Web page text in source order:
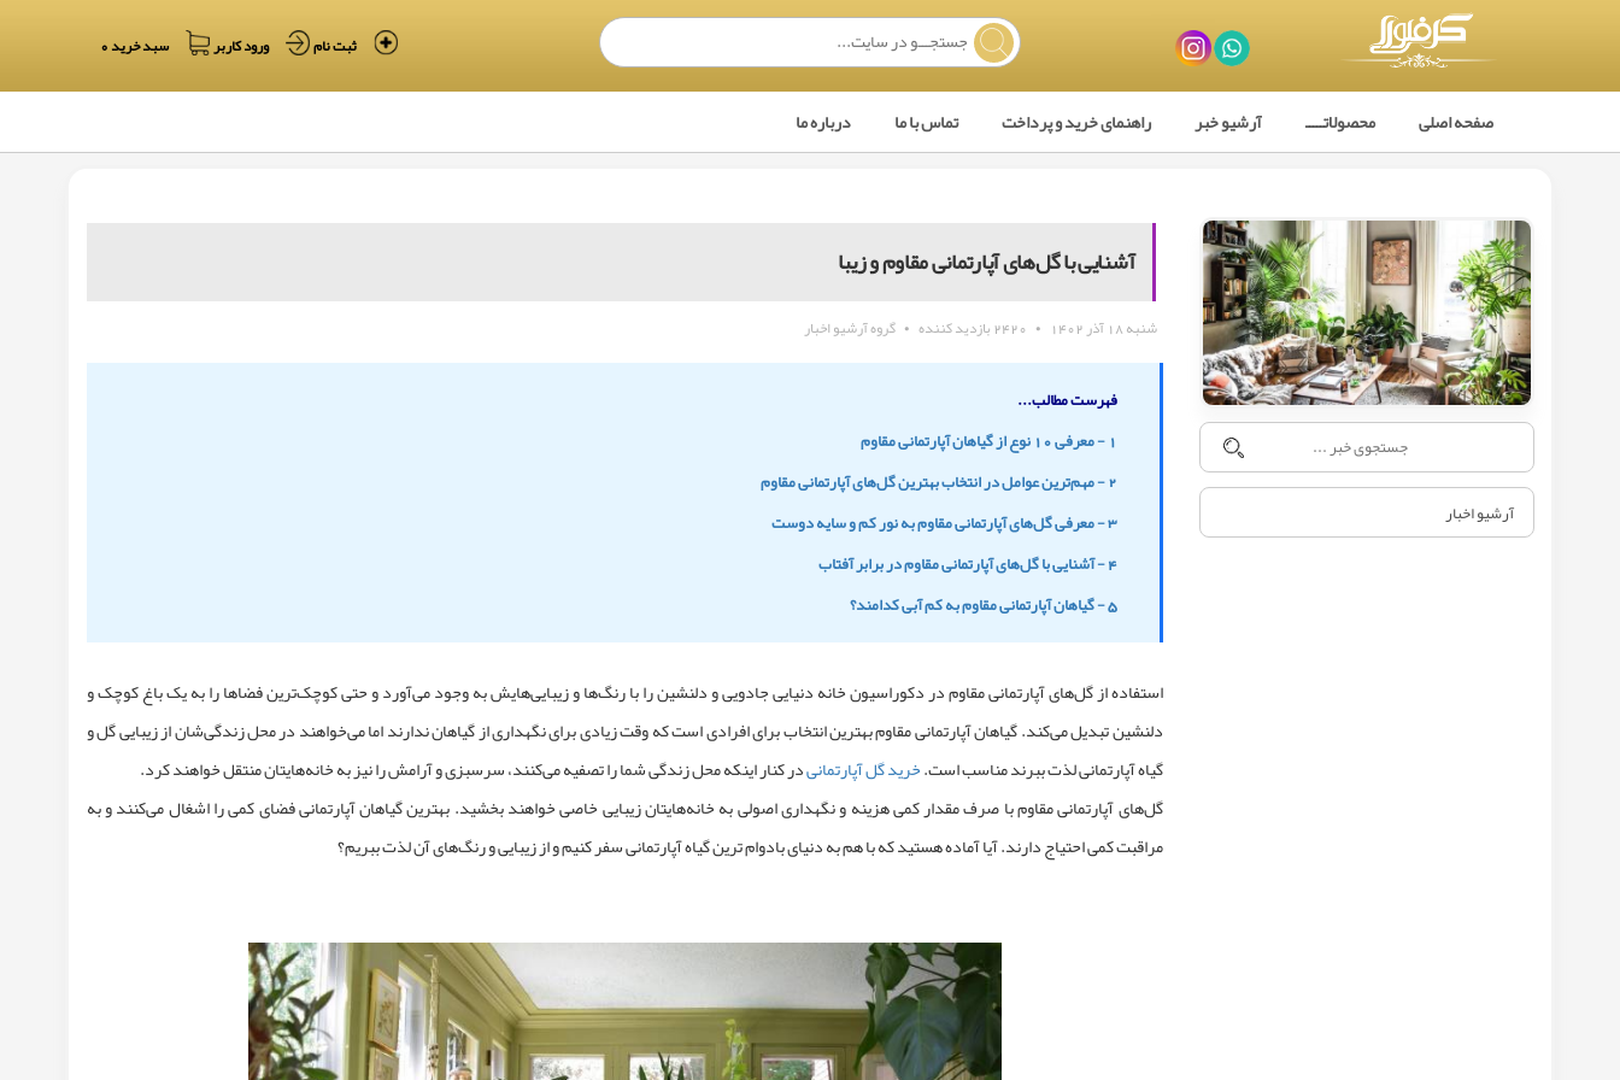
سبد خرید 0 ورود کاربر ثبت نام
صفحه اصلی محصولاتـــــ آرشیو خبر راهنمای خرید و پرداخت تماس با ما درباره ما
آشنایی با گل‌های آپارتمانی مقاوم و زیبا
شنبه 18 آذر 1402 •
• گروه آرشیو اخبار
فهرست مطالب...
1 - معرفی 10 نوع از گیاهان آپارتمانی مقاوم
2 - مهم‌ترین عوامل در انتخاب بهترین گل‌های آپارتمانی مقاوم
3 - معرفی گل‌های آپارتمانی مقاوم به نور کم و سایه دوست
4 - آشنایی با گل‌های آپارتمانی مقاوم در برابر آفتاب
5 - گیاهان آپارتمانی مقاوم به کم آبی کدامند؟
استفاده ازگل‌های آپارتمانی مقاومدر دکوراسیون خانه دنیایی جادویی و دلنشین را با رنگ‌ها و زیبایی‌هایش به وجود می‌آورد و حتی کوچک‌ترین فضاها را به یک باغ کوچک و
دلنشین تبدیل می‌کند.گیاهان آپارتمانی مقاومبهترین انتخاب برای افرادی است که وقت زیادی برای نگهداری از گیاهان ندارند اما می‌خواهند در محل زندگی‌شان از زیبایی گل و
گیاه آپارتمانی لذت ببرند مناسب است.خرید گل آپارتمانیدر کنار اینکه محل زندگی شما را تصفیه می‌کنند، سرسبزی و آرامش را نیز به خانه‌هایتان منتقل خواهند کرد.
گل‌های آپارتمانی مقاومبا صرف مقدار کمی هزینه و نگهداری اصولی به خانه‌هایتان زیبایی خاصی خواهند بخشید.بهترین گیاهان آپارتمانیفضای کمی را اشغال می‌کنند و به
مراقبت کمی احتیاج دارند. آیا آماده هستید که با هم به دنیایبادوام ترین گیاه آپارتمانیسفر کنیم و از زیبایی و رنگ‌های آن لذت ببریم؟
آرشیو اخبار